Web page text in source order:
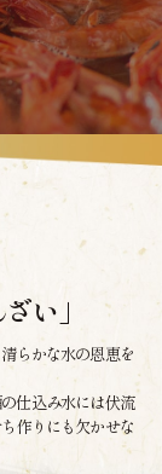
い」
らかな水の恩恵を
仕込み水には伏流
作りにも欠かせな